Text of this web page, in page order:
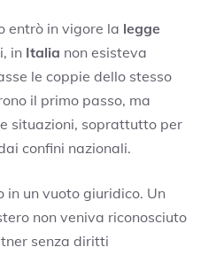
entrò in vigore la legge
in Italia non esisteva
le coppie dello stesso
il primo passo, ma
situazioni, soprattutto per
confini nazionali.
in un vuoto giuridico. Un
non veniva riconosciuto
senza diritti